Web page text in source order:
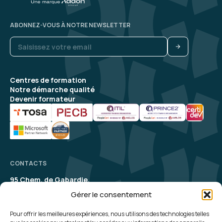
Gérer le consentement
Pour offrir les meilleures expériences, nous utilisons des technologies telles
5
Maxime M. Le 17/04/2026
Complète, explications claires, bon
accompagnement
Formation : Power BI, concevoir des tableaux de bord
Frederic S. Le 16/04/2026
Centres de formation
Notre démarche qualité
Devenir formateur
ABONNEZ-VOUS À NOTRE NEWSLETTER
CONTACTS
95 Chem. de Gabardie,
contact@aelion.com